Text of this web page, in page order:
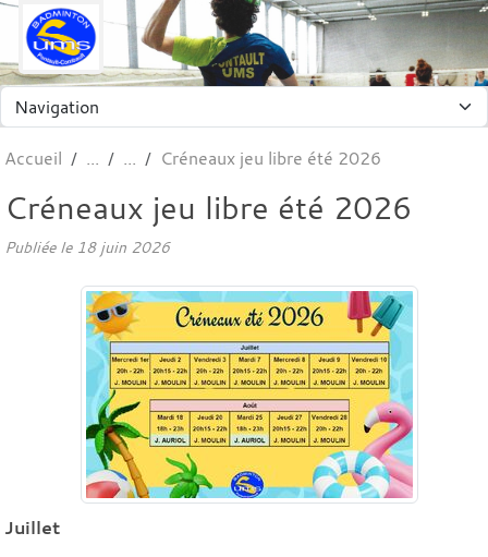
Accueil Créneaux jeu libre été 2026
Créneaux jeu libre été 2026
Publiée le 18 juin 2026
Juillet
Panneau de gestion des cookies